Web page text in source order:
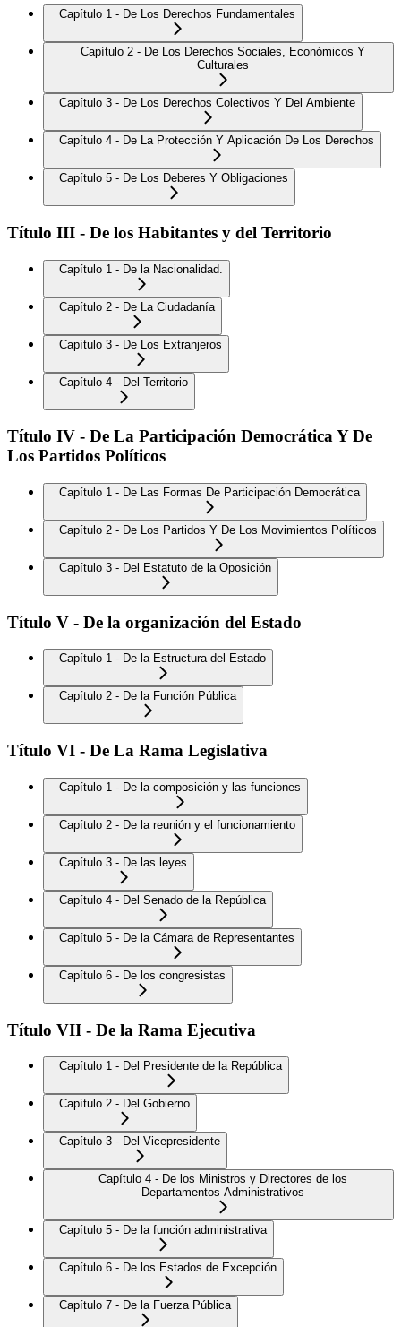
Capítulo 1 - De Los Derechos Fundamentales
Capítulo 2 - De Los Derechos Sociales, Económicos Y
Culturales
Capítulo 3 - De Los Derechos Colectivos Y Del Ambiente
Capítulo 4 - De La Protección Y Aplicación De Los Derechos
Capítulo 5 - De Los Deberes Y Obligaciones
Título III - De los Habitantes y del Territorio
Capítulo 1 - De la Nacionalidad.
Capítulo 2 - De La Ciudadanía
Capítulo 3 - De Los Extranjeros
Capítulo 4 - Del Territorio
Título IV - De La Participación Democrática Y De
Los Partidos Políticos
Capítulo 1 - De Las Formas De Participación Democrática
Capítulo 2 - De Los Partidos Y De Los Movimientos Políticos
Capítulo 3 - Del Estatuto de la Oposición
Título V - De la organización del Estado
Capítulo 1 - De la Estructura del Estado
Capítulo 2 - De la Función Pública
Título VI - De La Rama Legislativa
Capítulo 1 - De la composición y las funciones
Capítulo 2 - De la reunión y el funcionamiento
Capítulo 3 - De las leyes
Capítulo 4 - Del Senado de la República
Capítulo 5 - De la Cámara de Representantes
Capítulo 6 - De los congresistas
Título VII - De la Rama Ejecutiva
Capítulo 1 - Del Presidente de la República
Capítulo 2 - Del Gobierno
Capítulo 3 - Del Vicepresidente
Capítulo 4 - De los Ministros y Directores de los
Departamentos Administrativos
Capítulo 5 - De la función administrativa
Capítulo 6 - De los Estados de Excepción
Capítulo 7 - De la Fuerza Pública